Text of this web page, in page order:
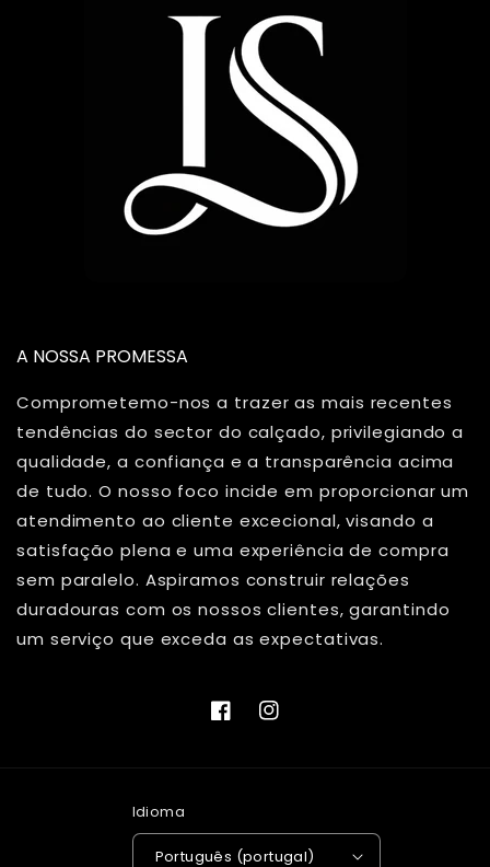
A NOSSA PROMESSA
Comprometemo-nos a trazer as mais recentes
tendências do sector do calçado, privilegiando a
qualidade, a confiança e a transparência acima
de tudo. O nosso foco incide em proporcionar um
atendimento ao cliente excecional, visando a
satisfação plena e uma experiência de compra
sem paralelo. Aspiramos construir relações
duradouras com os nossos clientes, garantindo
um serviço que exceda as expectativas.
FacebookInstagram
Idioma
Português (portugal)